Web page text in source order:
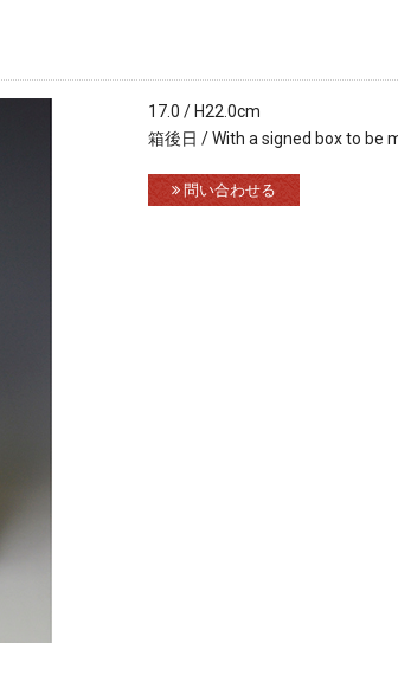
17.0 / H22.0cm
箱後日 / With a signed box to be
問い合わせる